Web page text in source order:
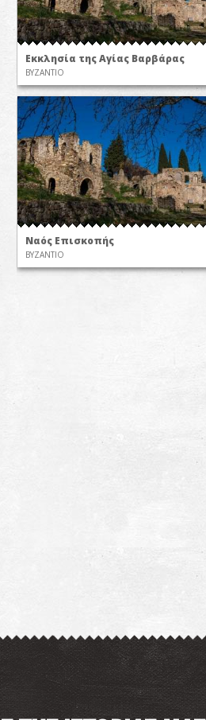
Εκκλησία της Αγίας Βαρβάρας
ΒΥΖΑΝΤΙΟ
Ναός Επισκοπής
ΒΥΖΑΝΤΙΟ